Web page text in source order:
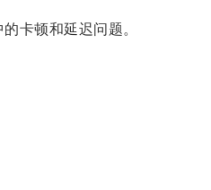
卡顿和延迟问题。